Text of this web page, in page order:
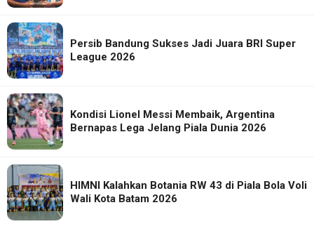
Persib Bandung Sukses Jadi Juara BRI Super
League 2026
Kondisi Lionel Messi Membaik, Argentina
Bernapas Lega Jelang Piala Dunia 2026
HIMNI Kalahkan Botania RW 43 di Piala Bola Voli
Wali Kota Batam 2026